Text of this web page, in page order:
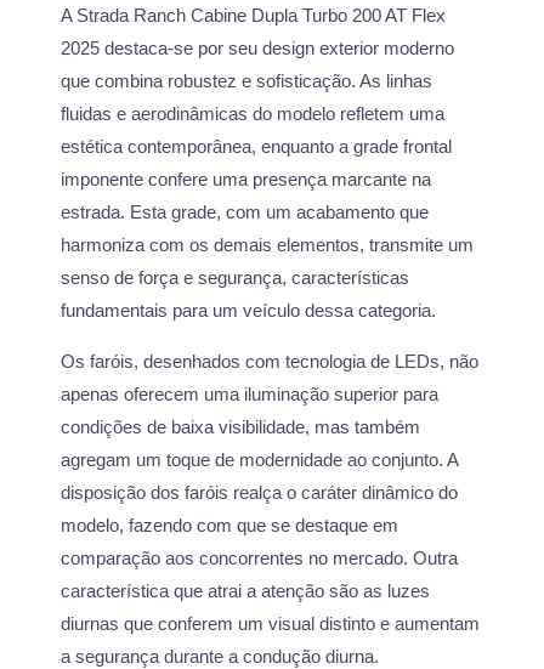
A Strada Ranch Cabine Dupla Turbo 200 AT Flex
2025 destaca-se por seu design exterior moderno
que combina robustez e sofisticação. As linhas
fluidas e aerodinâmicas do modelo refletem uma
estética contemporânea, enquanto a grade frontal
imponente confere uma presença marcante na
estrada. Esta grade, com um acabamento que
harmoniza com os demais elementos, transmite um
senso de força e segurança, características
fundamentais para um veículo dessa categoria.
Os faróis, desenhados com tecnologia de LEDs, não
apenas oferecem uma iluminação superior para
condições de baixa visibilidade, mas também
agregam um toque de modernidade ao conjunto. A
disposição dos faróis realça o caráter dinâmico do
modelo, fazendo com que se destaque em
comparação aos concorrentes no mercado. Outra
característica que atrai a atenção são as luzes
diurnas que conferem um visual distinto e aumentam
a segurança durante a condução diurna.